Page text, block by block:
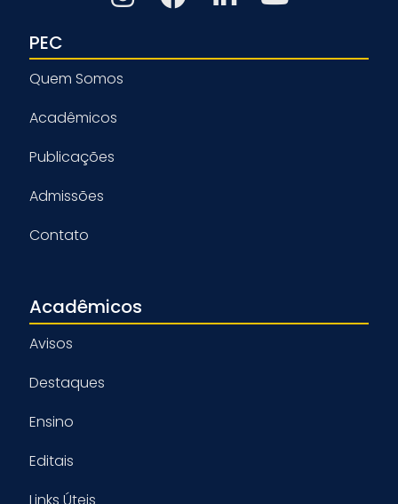
PEC
Quem Somos
Acadêmicos
Publicações
Admissões
Contato
Acadêmicos
Avisos
Destaques
Ensino
Editais
Links Úteis